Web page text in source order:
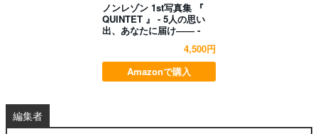
ノンレゾン 1st写真集 『
QUINTET 』 - 5人の思い
出、あなたに届け―― -
4,500円
Amazonで購入
編集者